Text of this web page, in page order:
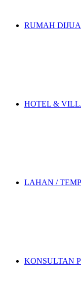
RUMAH
HOTEL &
LAHAN /
KONSULTAN